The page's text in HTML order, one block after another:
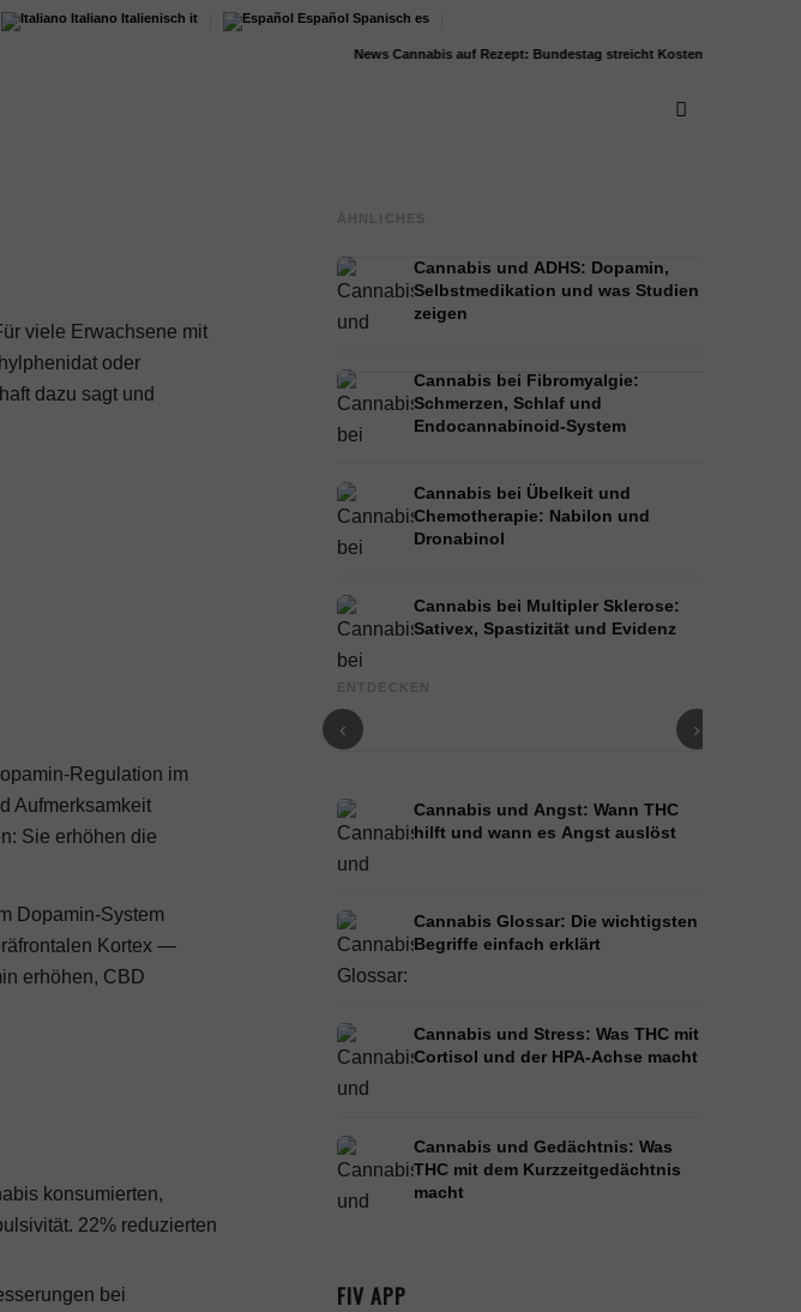
Italiano Italienisch it Español Spanisch es
Cannabis auf Rezept: Bundestag streicht Kostenübernahme für...
viele Erwachsene mit
oder
dazu sagt und
Regulation im
Aufmerksamkeit
Sie erhöhen die
Dopamin-System
Kortex —
erhöhen, CBD
konsumierten,
22% reduzierten
bei
ÄHNLICHES
Cannabis und ADHS: Dopamin,
Selbstmedikation und was Studien
zeigen
Cannabis bei Fibromyalgie:
Schmerzen, Schlaf und
Endocannabinoid-System
Cannabis bei Übelkeit und
Chemotherapie: Nabilon und
Dronabinol
Cannabis bei Multipler Sklerose:
Sativex, Spastizität und Evidenz
ENTDECKEN
‹
Cannabis und Epilepsie: CBD, Epidiolex und der
›
Cannabis und Angst: Wann THC
hilft und wann es Angst auslöst
Cannabis Glossar: Die wichtigsten
Begriffe einfach erklärt
Cannabis und Stress: Was THC mit
Cortisol und der HPA-Achse macht
Cannabis und Gedächtnis: Was
THC mit dem Kurzzeitgedächtnis
macht
FIV APP